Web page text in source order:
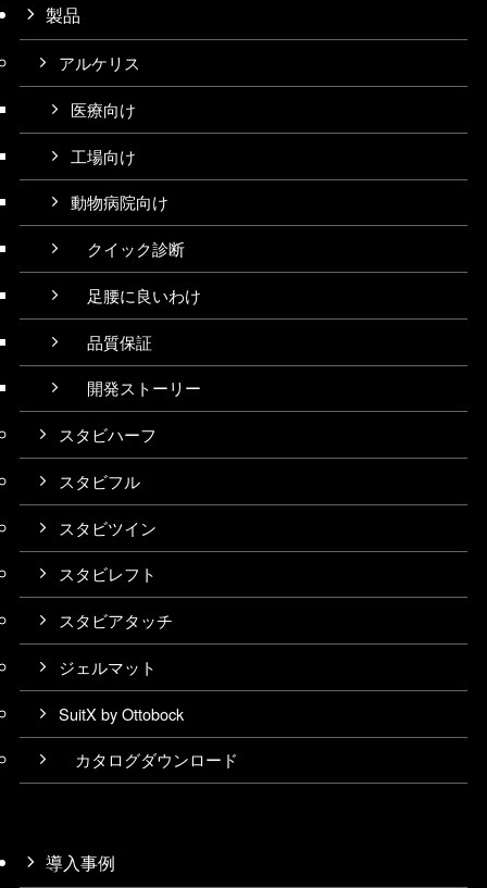
製品
アルケリス
医療向け
工場向け
動物病院向け
クイック診断
足腰に良いわけ
品質保証
開発ストーリー
スタビハーフ
スタビフル
スタビツイン
スタビレフト
スタビアタッチ
ジェルマット
SuitX by Ottobock
カタログダウンロード
導入事例